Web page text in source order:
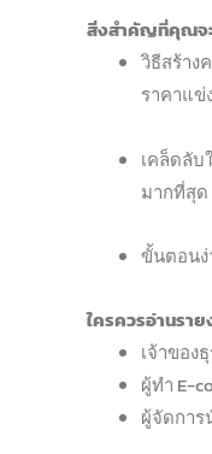
สิ่งสำคัญที่คุณจะ
วิธีสร้าง
ราคาแข่
เคล็ดลั
มากที่สุด
ขั้นตอนง่
ใครควรอ่านราย
เจ้าของ
ผู้ทำ E-
ผู้จัดการ